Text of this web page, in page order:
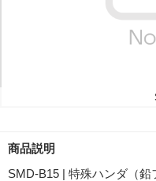
商品説明
SMD-B15 | 特殊ハンダ（